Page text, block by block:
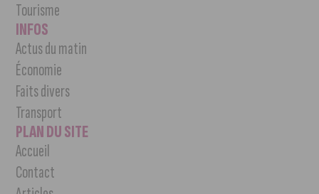
Tourisme
INFOS
Actus du matin
Économie
Faits divers
Transport
PLAN DU SITE
Accueil
Contact